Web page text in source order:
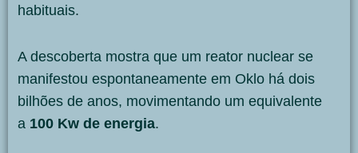
habituais.
A descoberta mostra que um reator nuclear se
manifestou espontaneamente em Oklo há dois
bilhões de anos, movimentando um equivalente
a 100 Kw de energia.